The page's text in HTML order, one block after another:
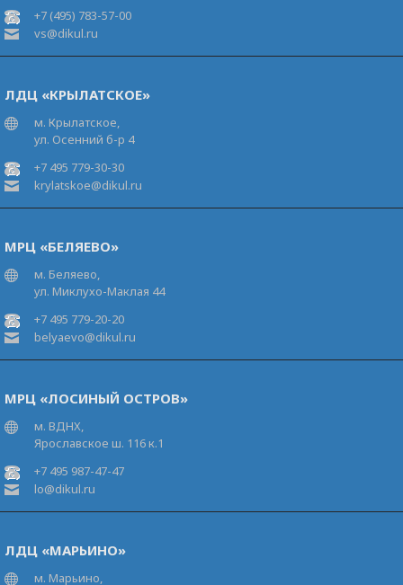
+7 (495) 783-57-00
vs@dikul.ru
ЛДЦ «КРЫЛАТСКОЕ»
м. Крылатское,
ул. Осенний б-р 4
+7 495 779-30-30
krylatskoe@dikul.ru
МРЦ «БЕЛЯЕВО»
м. Беляево,
ул. Миклухо-Маклая 44
+7 495 779-20-20
belyaevo@dikul.ru
МРЦ «ЛОСИНЫЙ ОСТРОВ»
м. ВДНХ,
Ярославское ш. 116 к.1
+7 495 987-47-47
lo@dikul.ru
ЛДЦ «МАРЬИНО»
м. Марьино,